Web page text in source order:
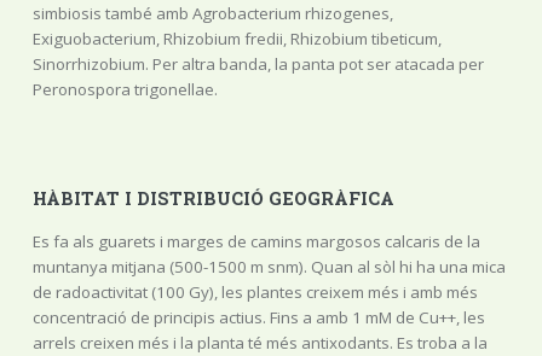
simbiosis també amb Agrobacterium rhizogenes,
Exiguobacterium, Rhizobium fredii, Rhizobium tibeticum,
Sinorrhizobium. Per altra banda, la panta pot ser atacada per
Peronospora trigonellae.
HÀBITAT I DISTRIBUCIÓ GEOGRÀFICA
Es fa als guarets i marges de camins margosos calcaris de la
muntanya mitjana (500-1500 m snm). Quan al sòl hi ha una mica
de radoactivitat (100 Gy), les plantes creixem més i amb més
concentració de principis actius. Fins a amb 1 mM de Cu++, les
arrels creixen més i la planta té més antixodants. Es troba a la